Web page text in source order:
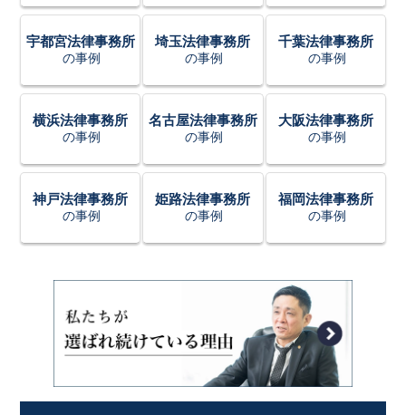
宇都宮法律事務所
の事例
埼玉法律事務所
の事例
千葉法律事務所
の事例
横浜法律事務所
の事例
名古屋法律事務所
の事例
大阪法律事務所
の事例
神戸法律事務所
の事例
姫路法律事務所
の事例
福岡法律事務所
の事例